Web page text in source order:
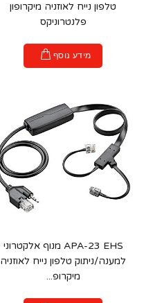
טלפון נייח לאוזניה מיקרופון
פלנטרוניקס
מידע נוסף
APA-23 EHS מנוף אלקטרוני
למענה/ניתוק טלפון נייח לאוזניה
מיקרופ...